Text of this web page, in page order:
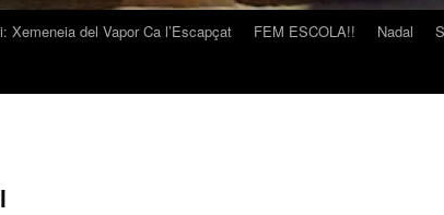
Xemeneia del Vapor Ca l’Escapçat FEM ESCOLA!! Nadal